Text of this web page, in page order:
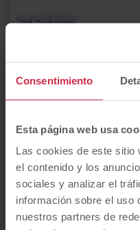
Consentimiento
Esta página web usa
Las cookies de este sitio
el contenido y los
sociales y analizar el
información sobre el uso
nuestros partners de
IVA Deducible